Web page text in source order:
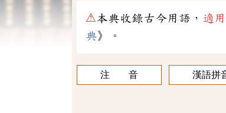
⚠本典收錄古今用語， 適
典》。
注 音 漢語拼